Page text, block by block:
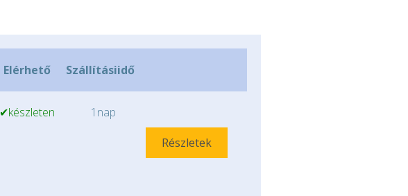
Elérhető Szállításiidő
✔készleten
1nap
Részletek